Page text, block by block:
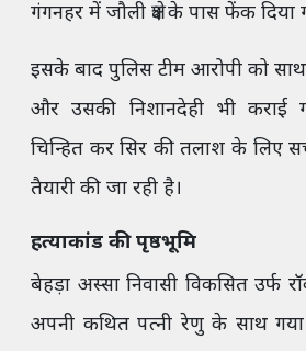
गंगनहर में जौली क्षेत्र के पास फेंक दिया
इसके बाद पुलिस टीम आरोपी को
और उसकी निशानदेही भी कराई
चिन्हित कर सिर की तलाश के लिए
तैयारी की जा रही है।
हत्याकांड की पृष्ठभूमि
बेहड़ा अस्सा निवासी विकसित उर्फ
अपनी कथित पत्नी रेणु के साथ